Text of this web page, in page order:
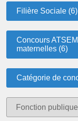
Filière Sociale (6)
Concours
maternelles (6)
Catégorie de